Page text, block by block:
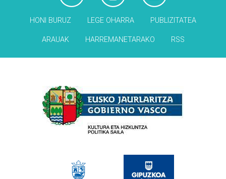
HONI BURUZ LEGE OHARRA PUBLIZITATEA
ARAUAK HARREMANETARAKO RSS